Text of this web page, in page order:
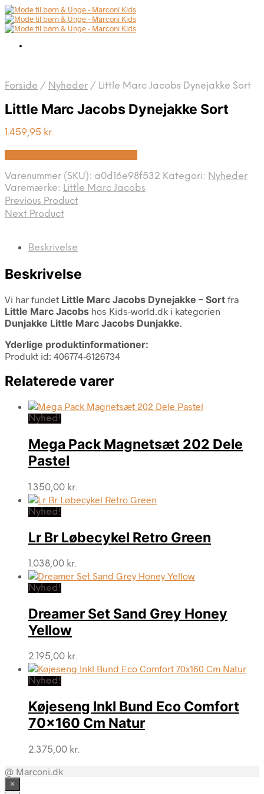
Forside / Nyheder / Little Marc Jacobs Dynejakke Sort
Little Marc Jacobs Dynejakke Sort
1.459,95 kr.
Varenummer (SKU): a0d16e98f532 Kategori: Nyheder
Varemærke: Little Marc Jacobs
Previous Product
Next Product
Beskrivelse
Beskrivelse
Vi har fundet Little Marc Jacobs Dynejakke – Sort fra
Little Marc Jacobs hos Kids-world.dk i kategorien
Dunjakke Little Marc Jacobs Dunjakke.
Yderlige produktinformationer:
Produkt id: 406774-6126734
Relaterede varer
Nyhed!
Mega Pack Magnetsæt 202 Dele
Pastel
1.350,00 kr.
Nyhed!
Lr Br Løbecykel Retro Green
1.038,00 kr.
Nyhed!
Dreamer Set Sand Grey Honey
Yellow
2.195,00 kr.
Nyhed!
Køjeseng Inkl Bund Eco Comfort
70×160 Cm Natur
2.375,00 kr.
@ Marconi.dk
×